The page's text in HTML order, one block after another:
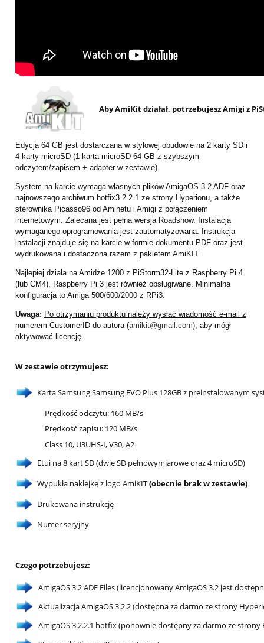
Aby AmiKit działał, potrzebujesz Amigi z
Edycja 64 GB jest dostarczana w stylowej obudowie na 2 karty SD i
4 karty microSD (1 karta microSD 64 GB z szybszym
odczytem/zapisem + adapter w zestawie).
System na karcie wymaga własnych plików AmigaOS 3.2 ADF oraz
najnowszego archiwum hotfix3.2.2.1 ze strony Hyperionu, a także
sterownika Picasso96 od Aminetu i Amigi z połączeniem
internetowym. Zalecana jest pełna wersja Roadshow. Instalacja
wymaganego oprogramowania jest zautomatyzowana. Instrukcja
instalacji znajduje się na karcie w formie dokumentu PDF oraz jest
wydrukowana i dostaczona razem z pakietem AmiKIT.
Najlepiej działa na Amidze 1200 z PiStorm32-Lite z Raspberry Pi 4
(lub CM4), Raspberry Pi 3 jest również obsługiwane. Minimalna
konfiguracja to Amiga 500/600/2000 z RPi3.
Uwaga: Po otrzymaniu produktu należy wysłać wiadomość e-mail z
numerem CustomerID do autora (amikit@gmail.com), aby mógł
aktywować licencję
W zestawie otrzymujesz:
Karta Samsung Samsung EVO Plus 128GB z preinstalowanym
Prędkość odczytu: 160 MB/s
Prędkość zapisu: 120 MB/s
Class 10, U3UHS-I, V30, A2
Etui na 8 kart SD (dwie SD pełnowymiarowe oraz 4 microSD)
Wypukła naklejkę z logo AmiKIT(obecnie brak w zestawie)
Drukowana instrukcję
Numer seryjny
Czego potrzebujesz:
AmigaOS 3.2 ADF Files (licencjonowany AmigaOS 3.2 jest
Aktualizacja AmigaOS 3.2.2 (dostępna za darmo ze strony
AmigaOS 3.2.2.1 hotfix (ponownie dostępny za darmo ze